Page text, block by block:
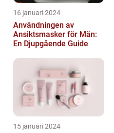
16 januari 2024
Användningen av
Ansiktsmasker för Män:
En Djupgående Guide
15 januari 2024